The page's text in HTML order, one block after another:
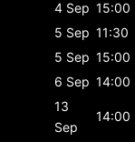
4 Sep 15:00
5 Sep 11:30
5 Sep 15:00
6 Sep 14:00
13
Sep
14:00